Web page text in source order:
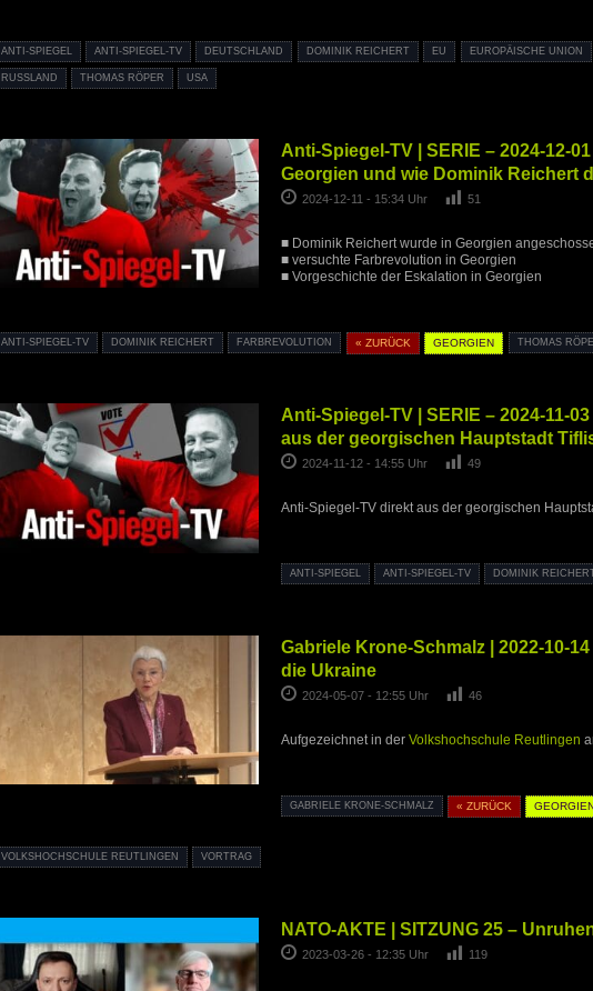
ANTI-SPIEGEL ANTI-SPIEGEL-TV DEUTSCHLAND DOMINIK REICHERT EU EUROPÄISCHE UNION
RUSSLAND THOMAS RÖPER USA
Anti-Spiegel-TV | SERIE – 2024-12-
Georgien und wie Dominik Reichert
2024-12-11 - 15:34 Uhr 51
■ Dominik Reichert wurde in Georgien
■ versuchte Farbrevolution in Georgien
■ Vorgeschichte der Eskalation in Georgien
ANTI-SPIEGEL-TV DOMINIK REICHERT FARBREVOLUTION « ZURÜCK GEORGIEN THOMAS
Anti-Spiegel-TV | SERIE – 2024-11-
aus der georgischen Hauptstadt
2024-11-12 - 14:55 Uhr 49
Anti-Spiegel-TV direkt aus der georgischen
ANTI-SPIEGEL ANTI-SPIEGEL-TV DOMINIK
Gabriele Krone-Schmalz | 2022-10-
die Ukraine
2024-05-07 - 12:55 Uhr 46
Aufgezeichnet in der Volkshochschule Reutlingen
GABRIELE KRONE-SCHMALZ « ZURÜCK
VOLKSHOCHSCHULE REUTLINGEN VORTRAG
NATO-AKTE | SITZUNG 25 –
2023-03-26 - 12:35 Uhr 119